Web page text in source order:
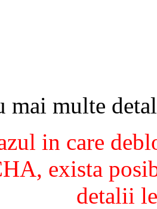
mai multe
in care
exista
detalii